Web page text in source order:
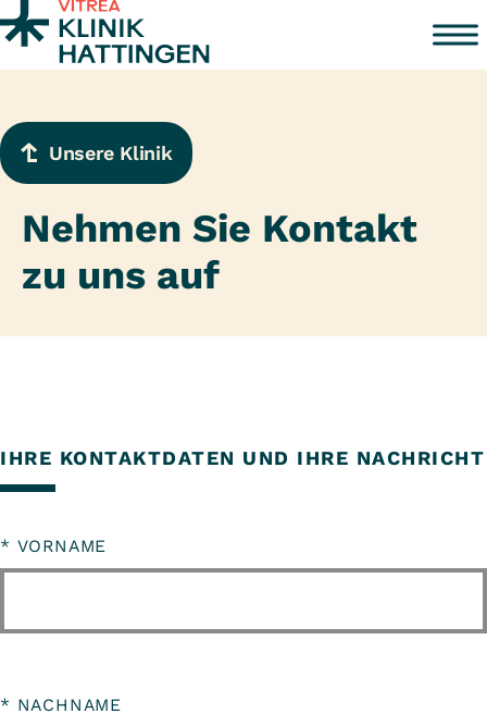
Zum Inhalt springen
Unsere Klinik
Nehmen Sie Kontakt
zu uns auf
IHRE KONTAKTDATEN UND IHRE NACHRICHT
* VORNAME
* NACHNAME